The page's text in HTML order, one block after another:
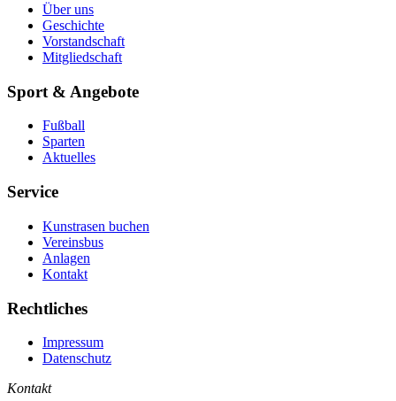
Über uns
Geschichte
Vorstandschaft
Mitgliedschaft
Sport & Angebote
Fußball
Sparten
Aktuelles
Service
Kunstrasen buchen
Vereinsbus
Anlagen
Kontakt
Rechtliches
Impressum
Datenschutz
Kontakt